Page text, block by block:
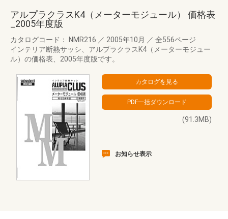
アルプラクラスK4（メーターモジュール） 価格表
_2005年度版
カタログコード： NMR216 ／ 2005年10月 ／ 全556ページ
インテリア断熱サッシ、アルプラクラスK4（メーターモジュー
ル）の価格表、2005年度版です。
(91.3MB)
お知らせ表示